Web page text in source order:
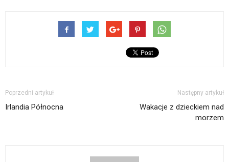
Poprzedni artykuł
Irlandia Północna
Następny artykuł
Wakacje z dzieckiem nad
morzem